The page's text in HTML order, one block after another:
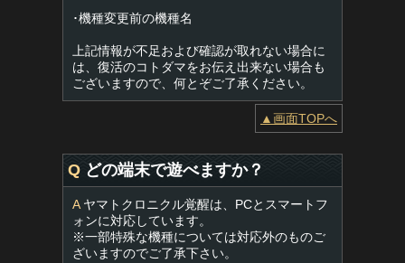
･機種変更前の機種名
上記情報が不足および確認が取れない場合に
は、復活のコトダマをお伝え出来ない場合も
ございますので、何とぞご了承ください。
▲画面TOPへ
Q どの端末で遊べますか？
Aヤマトクロニクル覚醒は、PCとスマートフ
ォンに対応しています。
※一部特殊な機種については対応外のものご
ざいますのでご了承下さい。